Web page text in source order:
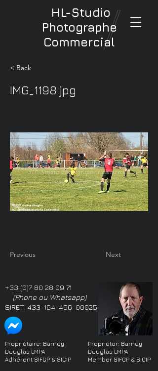
HL-Studio
Photographe
Commercial
< Back
IMG_1198.jpg
Previous Next
+33 (0)7 80 28 09 71
(Phone ou Whatsapp)
SIRET: 433-164-456-00025
Propriétaire: Barney
Douglas LMPA
Adhérent SIFGP & SICIP
Proprietor: Barney
Douglas LMPA
Member SIFGP & SICIP